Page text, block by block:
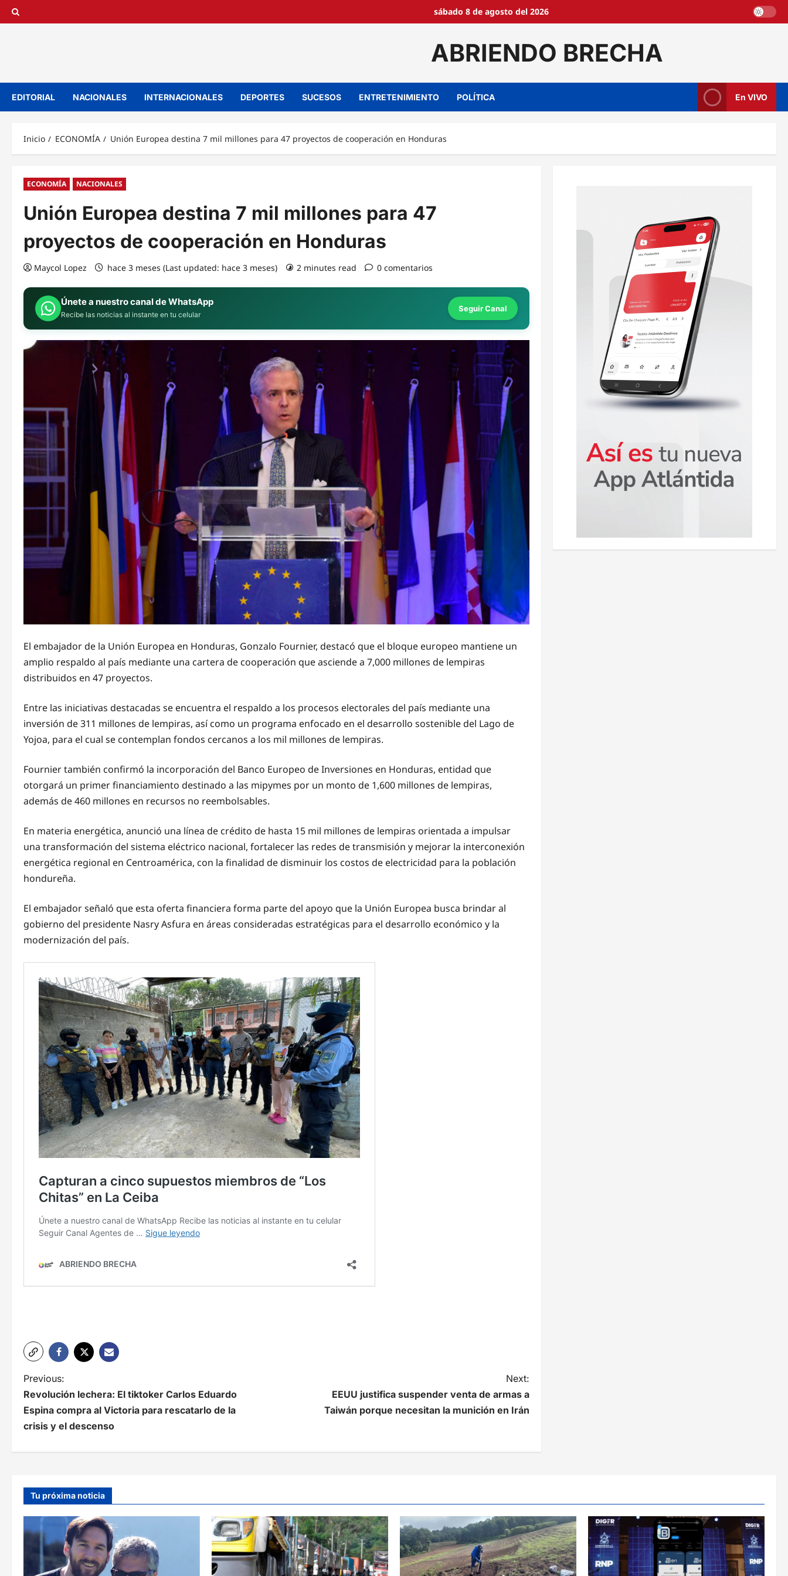
Saltar
sábado 8 de agosto del 2026
ABRIENDO BRECHA
EDITORIAL NACIONALES INTERNACIONALES DEPORTES SUCESOS ENTRETENIMIENTO POLÍTICA En VIVO
Inicio ECONOMÍA Unión Europea destina 7 mil millones para 47 proyectos de cooperación en Honduras
ECONOMÍA NACIONALES
Unión Europea destina 7 mil millones para 47
proyectos de cooperación en Honduras
Maycol Lopez hace 3 meses (Last updated: hace 3 meses) 2 minutes read 0 comentarios
Únete a nuestro canal de WhatsApp
Recibe las noticias al instante en tu celular
Seguir Canal
El embajador de la Unión Europea en Honduras, Gonzalo Fournier, destacó que el bloque europeo mantiene un
amplio respaldo al país mediante una cartera de cooperación que asciende a 7,000 millones de lempiras
distribuidos en 47 proyectos.
Entre las iniciativas destacadas se encuentra el respaldo a los procesos electorales del país mediante una
inversión de 311 millones de lempiras, así como un programa enfocado en el desarrollo sostenible del Lago de
Yojoa, para el cual se contemplan fondos cercanos a los mil millones de lempiras.
Fournier también confirmó la incorporación del Banco Europeo de Inversiones en Honduras, entidad que
otorgará un primer financiamiento destinado a las mipymes por un monto de 1,600 millones de lempiras,
además de 460 millones en recursos no reembolsables.
En materia energética, anunció una línea de crédito de hasta 15 mil millones de lempiras orientada a impulsar
una transformación del sistema eléctrico nacional, fortalecer las redes de transmisión y mejorar la interconexión
energética regional en Centroamérica, con la finalidad de disminuir los costos de electricidad para la población
hondureña.
El embajador señaló que esta oferta financiera forma parte del apoyo que la Unión Europea busca brindar al
gobierno del presidente Nasry Asfura en áreas consideradas estratégicas para el desarrollo económico y la
modernización del país.
N
a
v
a
c
i
Previous:
Revolución lechera: El tiktoker Carlos Eduardo
Espina compra al Victoria para rescatarlo de la
crisis y el descenso
Next:
EEUU justifica suspender venta de armas a
Taiwán porque necesitan la munición en Irán
Tu próxima noticia